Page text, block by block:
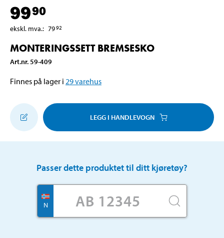
9990
ekskl. mva.: 7992
MONTERINGSSETT BREMSESKO
Art.nr. 59-409
Finnes på lager i 29varehus
LEGG I HANDLEVOGN
Passer dette produktet til ditt kjøretøy?
N